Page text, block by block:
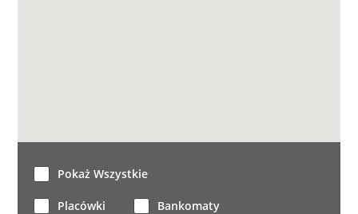
Pokaż Wszystkie
Placówki Bankomaty